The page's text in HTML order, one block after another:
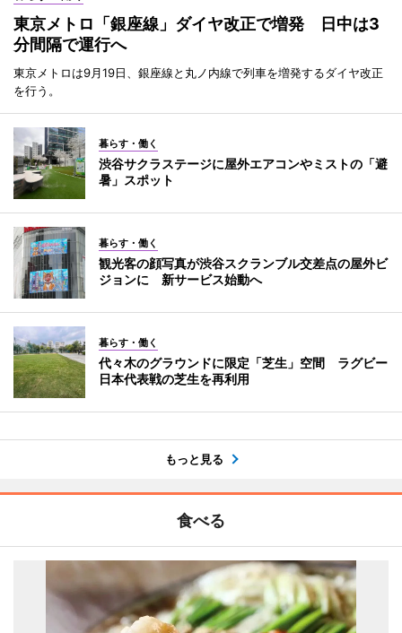
東京メトロ「銀座線」ダイヤ改正で増発 日中は3
分間隔で運行へ
東京メトロは9月19日、銀座線と丸ノ内線で列車を増発するダイヤ改正
を行う。
暮らす・働く
渋谷サクラステージに屋外エアコンやミストの「避
暑」スポット
暮らす・働く
観光客の顔写真が渋谷スクランブル交差点の屋外ビ
ジョンに 新サービス始動へ
暮らす・働く
代々木のグラウンドに限定「芝生」空間 ラグビー
日本代表戦の芝生を再利用
もっと見る
食べる